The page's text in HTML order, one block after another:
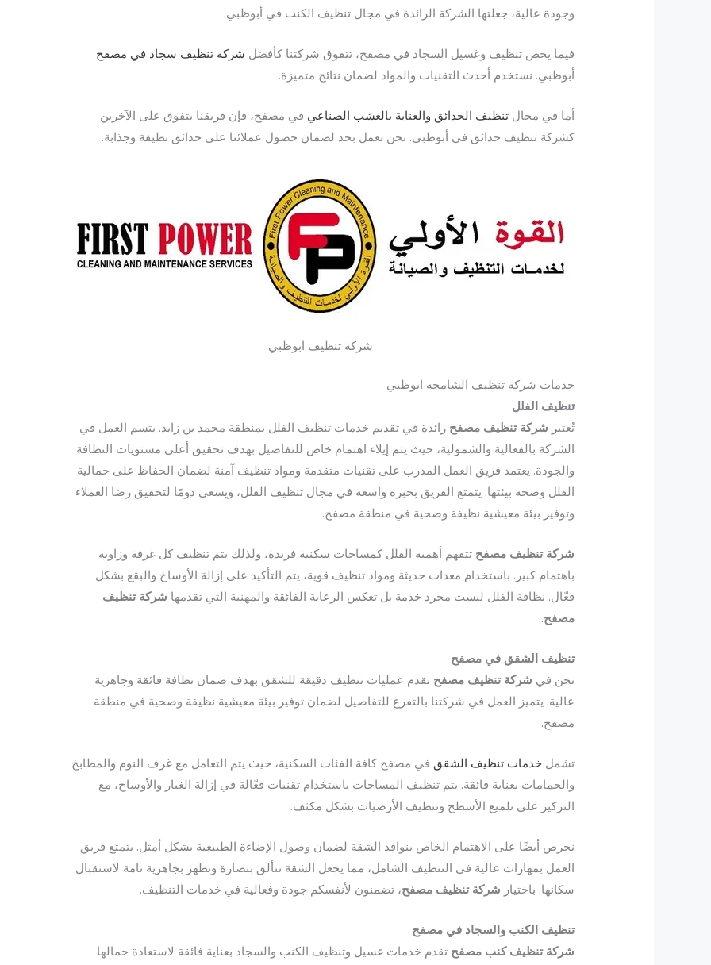
وجودة عالية، جعلتها الشركة الرائدة في مجال تنظيف الكنب في أبوظبي.
فيما يخص تنظيف وغسيل السجاد في مصفح، تتفوق شركتنا كأفضل شركة تنظيف سجاد في مصفح
أبوظبي. نستخدم أحدث التقنيات والمواد لضمان نتائج متميزة.
أما في مجالتنظيف الحدائق والعناية بالعشب الصناعي في مصفح، فإن فريقنا يتفوق على الآخرين
كشركة تنظيف حدائق في أبوظبي. نحن نعمل بجد لضمان حصول عملائنا على حدائق نظيفة وجذابة.
شركة تنظيف ابوظبي
خدمات شركة تنظيف الشامخة ابوظبي
تنظيف الفلل
تُعتبر شركة تنظيف مصفح رائدة في تقديم خدمات تنظيف الفلل بمنطقة محمد بن زايد. يتسم العمل في
الشركة بالفعالية والشمولية، حيث يتم إيلاء اهتمام خاص للتفاصيل بهدف تحقيق أعلى مستويات النظافة
والجودة. يعتمد فريق العمل المدرب على تقنيات متقدمة ومواد تنظيف آمنة لضمان الحفاظ على جمالية
الفلل وصحة بيئتها. يتمتع الفريق بخبرة واسعة في مجال تنظيف الفلل، ويسعى دومًا لتحقيق رضا العملاء
وتوفير بيئة معيشية نظيفة وصحية في منطقة مصفح.
شركة تنظيف مصفح تتفهم أهمية الفلل كمساحات سكنية فريدة، ولذلك يتم تنظيف كل غرفة وزاوية
باهتمام كبير. باستخدام معدات حديثة ومواد تنظيف قوية، يتم التأكيد على إزالة الأوساخ والبقع بشكل
فعّال. نظافة الفلل ليست مجرد خدمة بل تعكس الرعاية الفائقة والمهنية التي تقدمها شركة تنظيف
مصفح.
تنظيف الشقق في مصفح
نحن في شركة تنظيف مصفح نقدم عمليات تنظيف دقيقة للشقق بهدف ضمان نظافة فائقة وجاهزية
عالية. يتميز العمل في شركتنا بالتفرغ للتفاصيل لضمان توفير بيئة معيشية نظيفة وصحية في منطقة
مصفح.
تشمل خدمات تنظيف الشقق في مصفح كافة الفئات السكنية، حيث يتم التعامل مع غرف النوم والمطابخ
والحمامات بعناية فائقة. يتم تنظيف المساحات باستخدام تقنيات فعّالة في إزالة الغبار والأوساخ، مع
التركيز على تلميع الأسطح وتنظيف الأرضيات بشكل مكثف.
نحرص أيضًا على الاهتمام الخاص بنوافذ الشقة لضمان وصول الإضاءة الطبيعية بشكل أمثل. يتمتع فريق
العمل بمهارات عالية في التنظيف الشامل، مما يجعل الشقة تتألق بنضارة وتظهر بجاهزية تامة لاستقبال
سكانها. باختيار شركة تنظيف مصفح، تضمنون لأنفسكم جودة وفعالية في خدمات التنظيف.
تنظيف الكنب والسجاد في مصفح
شركة تنظيف كنب مصفح تقدم خدمات غسيل وتنظيف الكنب والسجاد بعناية فائقة لاستعادة جمالها